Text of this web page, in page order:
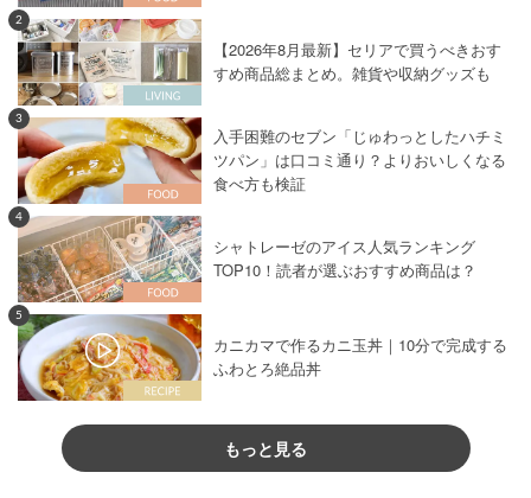
2
【2026年8月最新】セリアで買うべきおす
すめ商品総まとめ。雑貨や収納グッズも
3
入手困難のセブン「じゅわっとしたハチミ
ツパン」は口コミ通り？よりおいしくなる
食べ方も検証
4
シャトレーゼのアイス人気ランキング
TOP10！読者が選ぶおすすめ商品は？
5
カニカマで作るカニ玉丼｜10分で完成する
ふわとろ絶品丼
もっと見る